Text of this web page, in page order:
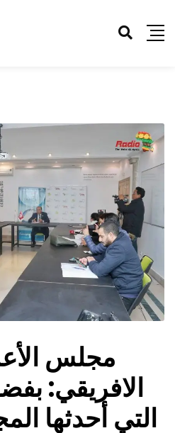
مجلس
الافريقي:
التي أحدثها